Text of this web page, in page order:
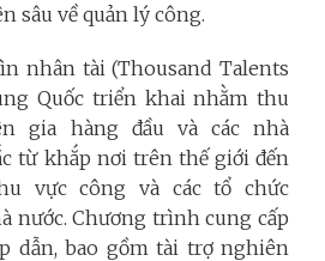
sâu về quản lý công.
nhân tài (Thousand Talents
Quốc triển khai nhằm thu
gia hàng đầu và các nhà
từ khắp nơi trên thế giới đến
vực công và các tổ chức
nước. Chương trình cung cấp
dẫn, bao gồm tài trợ nghiên